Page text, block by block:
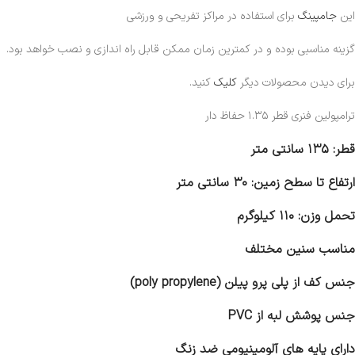
این جامپینگ برای استفاده در مراکز تفریحی و ورزشی
گزینه مناسبی بوده و در کمترین زمان ممکن قابل راه اندازی و نصب خواهد بود.
برای دیدن محصولات دیگر کلیککنید.
ترامپولین فنری قطر ۱.۳۵ حفاظ دار
قطر: ۱۳۵ سانتی متر
ارتفاع تا سطح زمین: ۳۰ سانتی متر
تحمل وزن: ۱۱۰ کیلوگرم
مناسب سنین مختلف
جنس کف از پلی پرو پیلن (poly propylene)
جنس پوشش لبه از PVC
دارای پایه های آلومینیومی ضد زنگ